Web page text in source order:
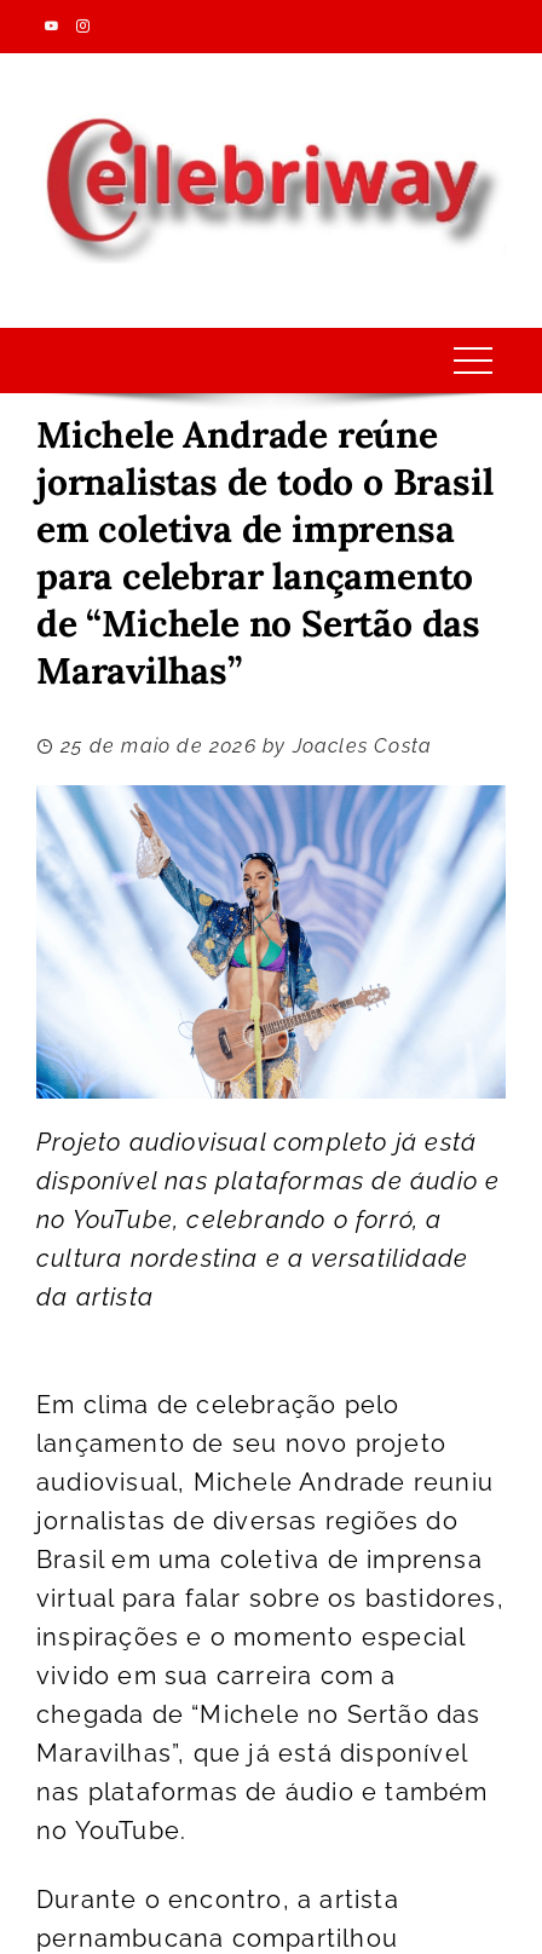
Skip
to
Michele Andrade reúne
jornalistas de todo o Brasil
em coletiva de imprensa
para celebrar lançamento
de “Michele no Sertão das
Maravilhas”
25 de maio de 2026 byJoacles Costa
Projeto audiovisual completo já está
disponível nas plataformas de áudio e
no YouTube, celebrando o forró, a
cultura nordestina e a versatilidade
da artista
Em clima de celebração pelo
lançamento de seu novo projeto
audiovisual, Michele Andrade reuniu
jornalistas de diversas regiões do
Brasil em uma coletiva de imprensa
virtual para falar sobre os bastidores,
inspirações e o momento especial
vivido em sua carreira com a
chegada de “Michele no Sertão das
Maravilhas”, que já está disponível
nas plataformas de áudio e também
no YouTube.
Durante o encontro, a artista
pernambucana compartilhou